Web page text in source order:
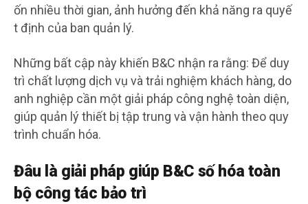
ốn nhiều thời gian, ảnh hưởng đến khả năng ra quyế
t định của ban quản lý.
Những bất cập này khiến B&C nhận ra rằng: Để duy
trì chất lượng dịch vụ và trải nghiệm khách hàng, do
anh nghiệp cần một giải pháp công nghệ toàn diện,
giúp quản lý thiết bị tập trung và vận hành theo quy
trình chuẩn hóa.
Đâu là giải pháp giúp B&C số hóa toàn
bộ công tác bảo trì